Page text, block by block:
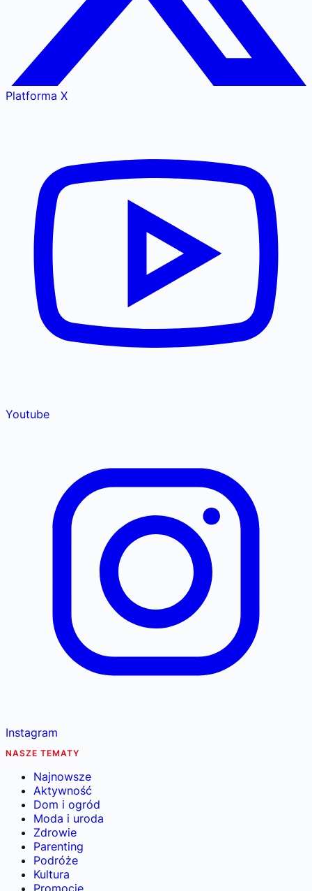
Platforma X
Youtube
Instagram
NASZE TEMATY
Najnowsze
Aktywność
Dom i ogród
Moda i uroda
Zdrowie
Parenting
Podróże
Kultura
Promocje